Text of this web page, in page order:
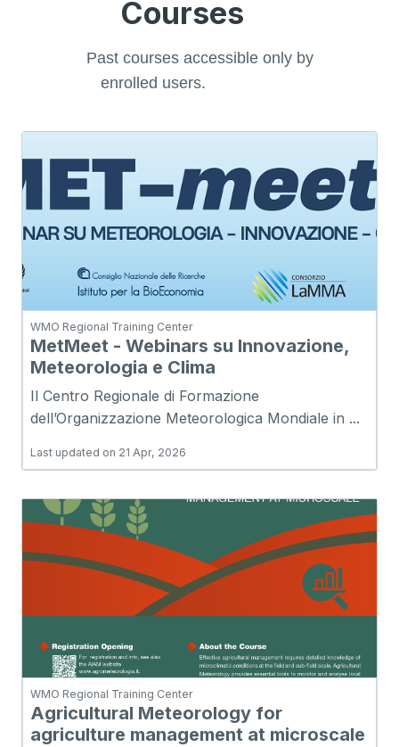
Courses
Past courses accessible only by
enrolled users.
WMO Regional Training Center
MetMeet - Webinars su Innovazione,
Meteorologia e Clima
Il Centro Regionale di Formazione
dell’Organizzazione Meteorologica Mondiale in ...
Last updated on 21 Apr, 2026
WMO Regional Training Center
Agricultural Meteorology for
agriculture management at microscale